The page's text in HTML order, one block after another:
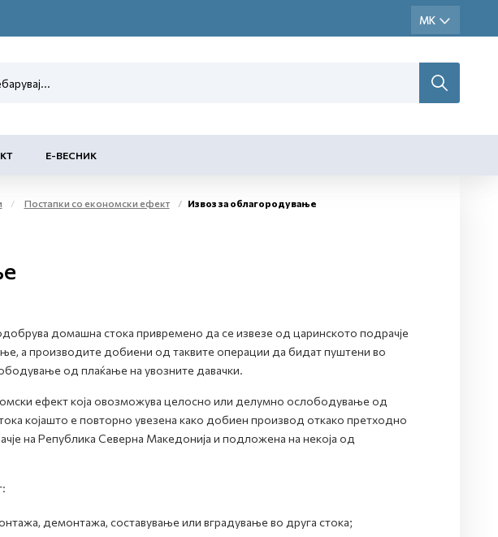
Е-ВЕСНИК
Постапки со економски ефект Извоз за облагородување
домашна стока привремено да се извезе од царинското подрачје
а производите добиени од таквите операции да бидат пуштени во
од плаќање на увозните давачки.
ефект која овозможува целосно или делумно ослободување од
којашто е повторно увезена како добиен производ откако претходно
на Република Северна Македонија и подложена на некоја од
демонтажа, составување или вградување во друга стока;